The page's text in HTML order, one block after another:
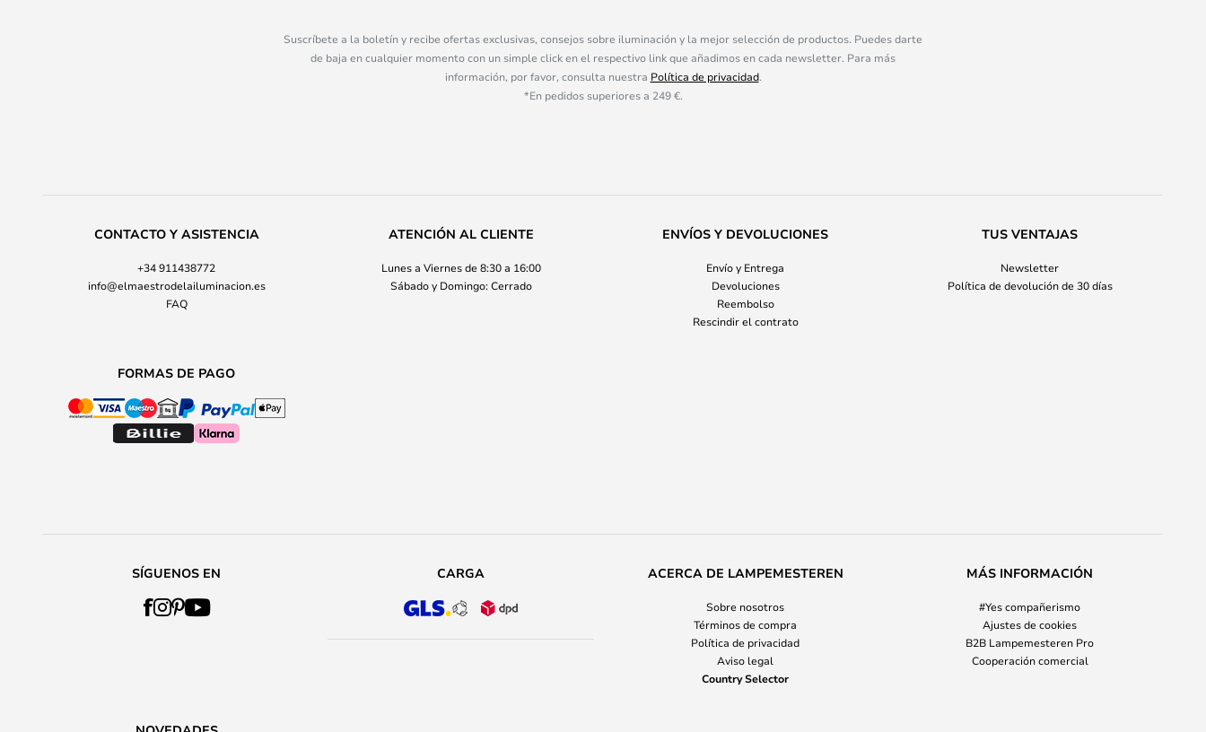
Suscríbete a la boletín y recibe ofertas exclusivas, consejos sobre iluminación y la mejor selección de productos. Puedes darte
de baja en cualquier momento con un simple click en el respectivo link que añadimos en cada newsletter. Para más
información, por favor, consulta nuestra Política de privacidad.
*En pedidos superiores a 249 €.
CONTACTO Y ASISTENCIA
+34 911438772
info@elmaestrodelailuminacion.es
FAQ
ATENCIÓN AL CLIENTE
Lunes a Viernes de 8:30 a 16:00
Sábado y Domingo: Cerrado
ENVÍOS Y DEVOLUCIONES
Envío y Entrega
Devoluciones
Reembolso
Rescindir el contrato
TUS VENTAJAS
Newsletter
Política de devolución de 30 días
FORMAS DE PAGO
SÍGUENOS EN CARGA ACERCA DE LAMPEMESTEREN
Sobre nosotros
Términos de compra
Política de privacidad
Aviso legal
Country Selector
MÁS INFORMACIÓN
#Yes compañerismo
Ajustes de cookies
B2B Lampemesteren Pro
Cooperación comercial